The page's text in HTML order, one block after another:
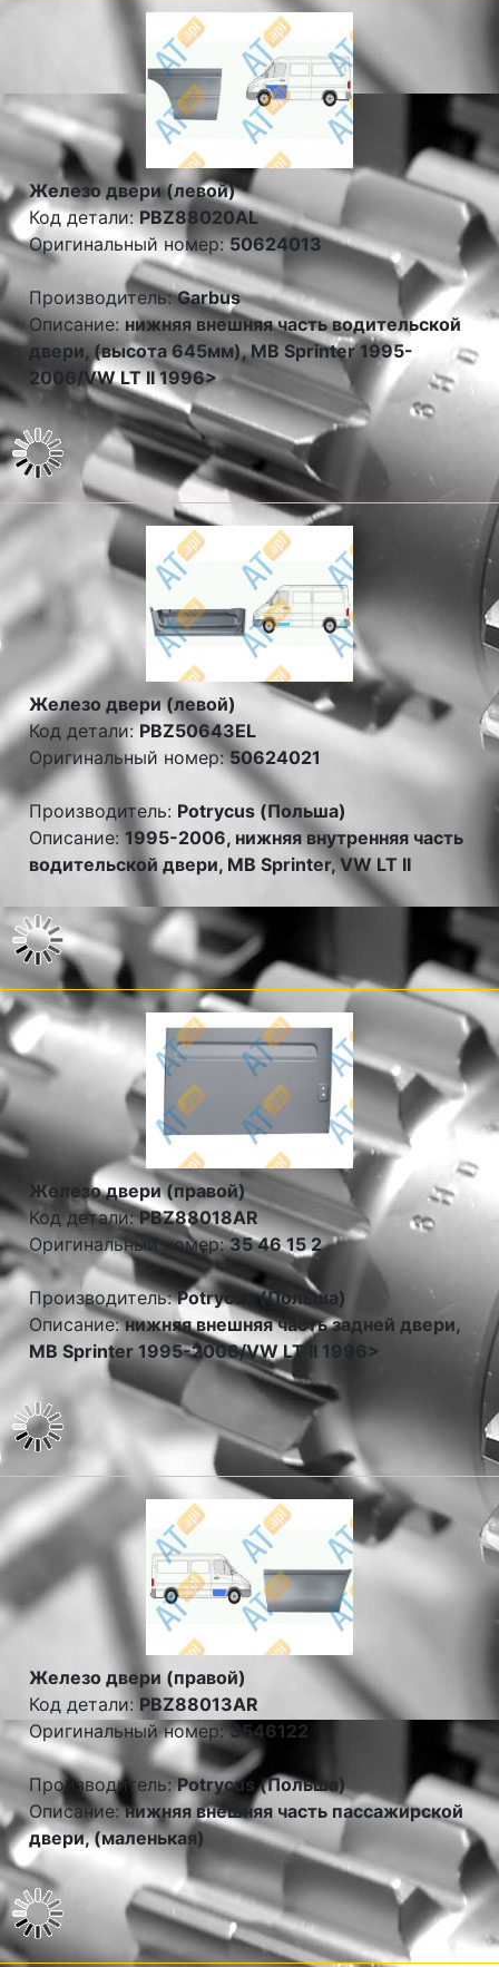
Железо двери (левой)
Код детали:PBZ88020AL
Оригинальный номер:50624013
Производитель:Garbus
Описание: нижняя внешняя часть водительской
двери, (высота 645мм), MB Sprinter 1995-
2006/VW LT II 1996>
Железо двери (левой)
Код детали:PBZ50643EL
Оригинальный номер:50624021
Производитель: Potrycus (Польша)
Описание:1995-2006, нижняя внутренняя часть
водительской двери, MB Sprinter, VW LT II
Железо двери (правой)
Код детали:PBZ88018AR
Оригинальный номер:35 46 15 2
Производитель:Potrycus (Польша)
Описание:нижняя внешняя часть задней двери,
MB Sprinter 1995-2006/VW LT II 1996>
Железо двери (правой)
Код детали: PBZ88013AR
Оригинальный номер:3546122
Производитель:Potrycus (Польша)
Описание:нижняя внешняя часть пассажирской
двери, (маленькая)